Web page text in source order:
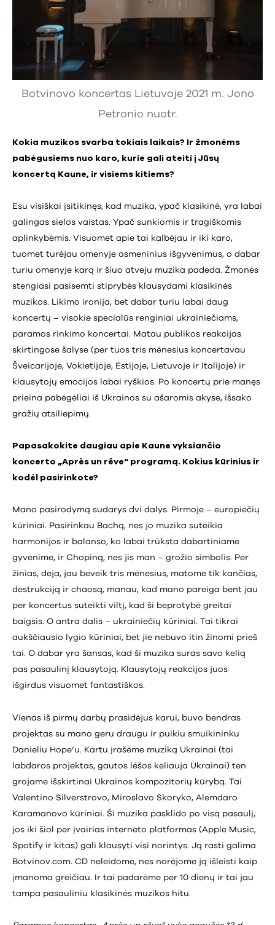
Botvinovo koncertas Lietuvoje 2021 m. Jono
Petronio nuotr.
Kokia muzikos svarba tokiais laikais? Ir žmonėms
pabėgusiems nuo karo, kurie gali ateiti į Jūsų
koncertą Kaune, ir visiems kitiems?
Esu visiškai įsitikinęs, kad muzika, ypač klasikinė, yra labai
galingas sielos vaistas. Ypač sunkiomis ir tragiškomis
aplinkybėmis. Visuomet apie tai kalbėjau ir iki karo,
tuomet turėjau omenyje asmeninius išgyvenimus, o dabar
turiu omenyje karą ir šiuo atveju muzika padeda. Žmonės
stengiasi pasisemti stiprybės klausydami klasikinės
muzikos. Likimo ironija, bet dabar turiu labai daug
koncertų – visokie specialūs renginiai ukrainiečiams,
paramos rinkimo koncertai. Matau publikos reakcijas
skirtingose šalyse (per tuos tris mėnesius koncertavau
Šveicarijoje, Vokietijoje, Estijoje, Lietuvoje ir Italijoje) ir
klausytojų emocijos labai ryškios. Po koncertų prie manęs
prieina pabėgėliai iš Ukrainos su ašaromis akyse, išsako
gražių atsiliepimų.
Papasakokite daugiau apie Kaune vyksiančio
koncerto „Après un rêve“ programą. Kokius kūrinius ir
kodėl pasirinkote?
Mano pasirodymą sudarys dvi dalys. Pirmoje – europiečių
kūriniai. Pasirinkau Bachą, nes jo muzika suteikia
harmonijos ir balanso, ko labai trūksta dabartiniame
gyvenime, ir Chopiną, nes jis man – grožio simbolis. Per
žinias, deja, jau beveik tris mėnesius, matome tik kančias,
destrukciją ir chaosą, manau, kad mano pareiga bent jau
per koncertus suteikti viltį, kad ši beprotybė greitai
baigsis. O antra dalis – ukrainiečių kūriniai. Tai tikrai
aukščiausio lygio kūriniai, bet jie nebuvo itin žinomi prieš
tai. O dabar yra šansas, kad ši muzika suras savo kelią
pas pasaulinį klausytoją. Klausytojų reakcijos juos
išgirdus visuomet fantastiškos.
Vienas iš pirmų darbų prasidėjus karui, buvo bendras
projektas su mano geru draugu ir puikiu smuikininku
Danieliu Hope‘u. Kartu įrašėme muziką Ukrainai (tai
labdaros projektas, gautos lėšos keliauja Ukrainai) ten
grojame išskirtinai Ukrainos kompozitorių kūrybą. Tai
Valentino Silverstrovo, Miroslavo Skoryko, Alemdaro
Karamanovo kūriniai. Ši muzika pasklido po visą pasaulį,
jos iki šiol per įvairias interneto platformas (Apple Music,
Spotify ir kitas) gali klausyti visi norintys. Ją rasti galima
Botvinov.com. CD neleidome, nes norėjome ją išleisti kaip
įmanoma greičiau. Ir tai padarėme per 10 dienų ir tai jau
tampa pasauliniu klasikinės muzikos hitu.